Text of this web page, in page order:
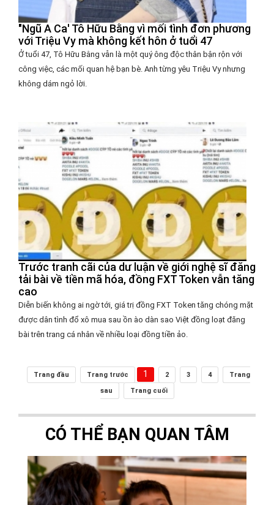
"Ngũ A Ca' Tô Hữu Bằng vì mối tình đơn phương
với Triệu Vy mà không kết hôn ở tuổi 47
Ở tuổi 47, Tô Hữu Bằng vẫn là một quý ông độc thân bận rộn với
công việc, các mối quan hệ bạn bè. Anh từng yêu Triệu Vy nhưng
không dám ngỏ lời.
Trước tranh cãi của dư luận về giới nghệ sĩ đăng
tải bài về tiền mã hóa, đồng FXT Token vẫn tăng
cao
Diễn biến không ai ngờ tới, giá trị đồng FXT Token tăng chóng mặt
được dân tình đổ xô mua sau ồn ào dàn sao Việt đồng loạt đăng
bài trên trang cá nhân về nhiều loại đồng tiền ảo.
Trang đầu Trang trước 1 2 3 4
Trang
sau
Trang cuối
CÓ THỂ BẠN QUAN TÂM